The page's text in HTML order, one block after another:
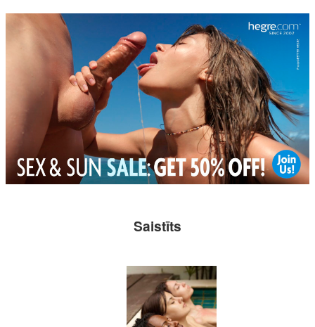
Saistīts